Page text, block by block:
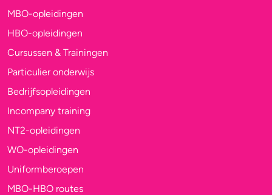
MBO-opleidingen
HBO-opleidingen
Cursussen & Trainingen
Particulier onderwijs
Bedrijfsopleidingen
Incompany training
NT2-opleidingen
WO-opleidingen
Uniformberoepen
MBO-HBO routes